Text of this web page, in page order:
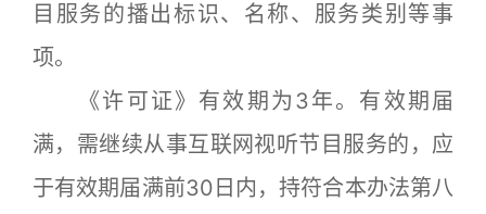
目服务的播出标识、名称、服务类别等事
项。
《许可证》有效期为3年。有效期届
满，需继续从事互联网视听节目服务的，应
于有效期届满前30日内，持符合本办法第八